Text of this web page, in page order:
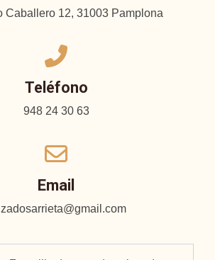
Caballero 12, 31003 Pamplona
Teléfono
948 24 30 63
Email